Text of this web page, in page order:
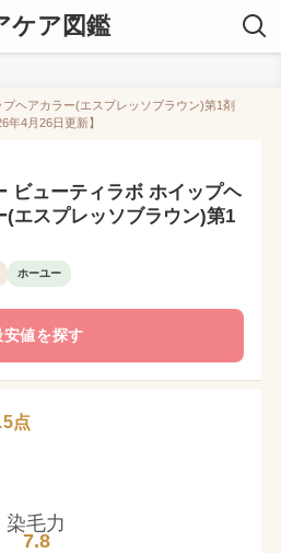
ケア図鑑
ヘアカラー(エスプレッソブラウン)第1剤
年4月26日更新】
ビューティラボ ホイップヘ
(エスプレッソブラウン)第1
ホーユー
安値を探す
点
染毛力
7.8